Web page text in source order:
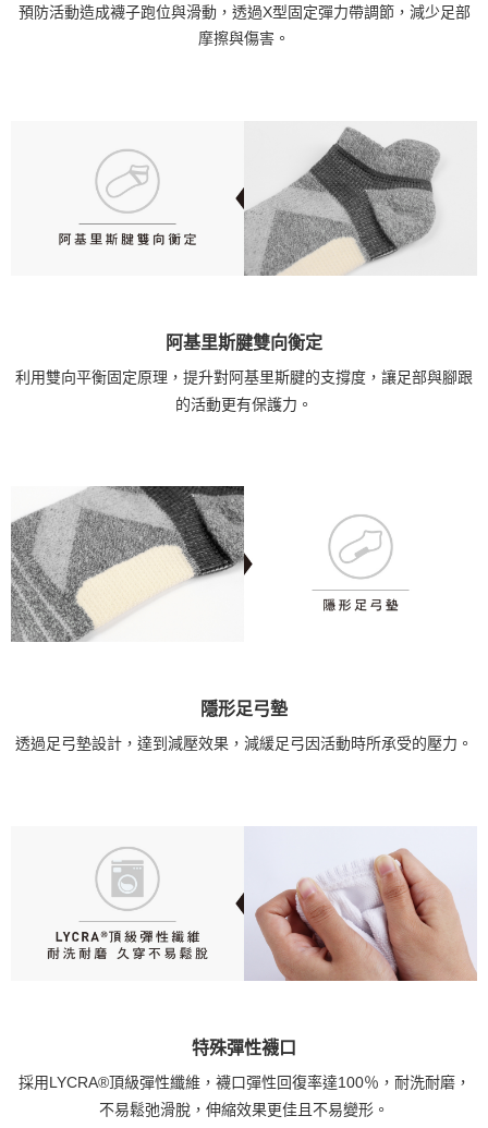
預防活動造成襪子跑位與滑動，透過X型固定彈力帶調節，減少足部
摩擦與傷害。
阿基里斯腱雙向衡定
利用雙向平衡固定原理，提升對阿基里斯腱的支撐度，讓足部與腳跟
的活動更有保護力。
隱形足弓墊
透過足弓墊設計，達到減壓效果，減緩足弓因活動時所承受的壓力。
特殊彈性襪口
採用LYCRA®頂級彈性纖維，襪口彈性回復率達100％，耐洗耐磨，
不易鬆弛滑脫，伸縮效果更佳且不易變形。